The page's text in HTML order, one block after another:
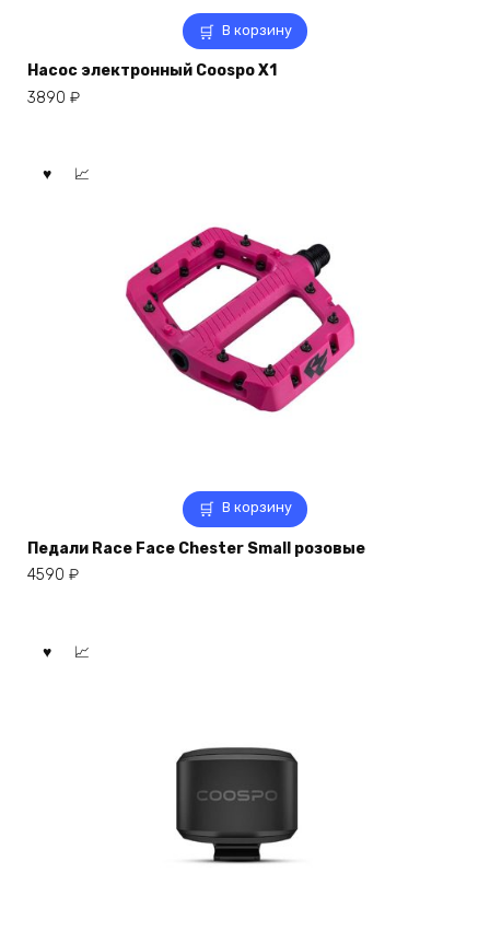
В корзину
Насос электронный Coospo X1
3890 ₽
В корзину
Педали Race Face Chester Small розовые
4590 ₽